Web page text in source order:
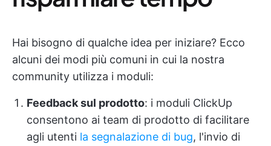
Hai bisogno di qualche idea per iniziare? Ecco
alcuni dei modi più comuni in cui la nostra
community utilizza i moduli:
Feedback sul prodotto: i moduli ClickUp
consentono ai team di prodotto di facilitare
agli utenti la segnalazione di bug, l'invio di